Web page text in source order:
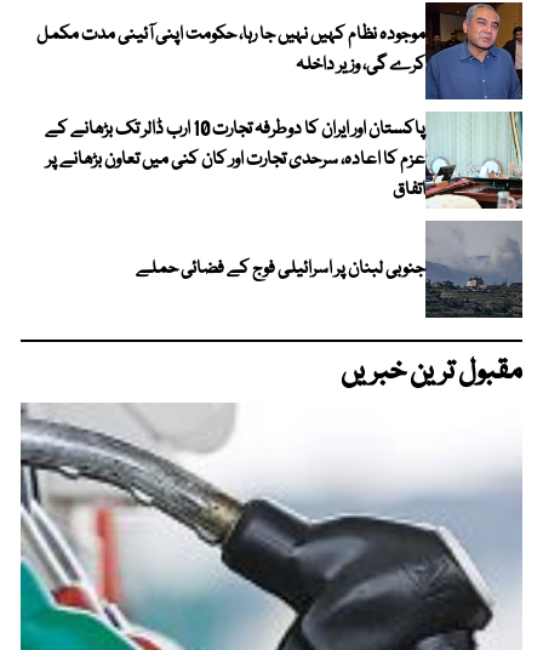
موجودہ نظام کہیں نہیں جا رہا، حکومت اپنی آئینی مدت مکمل
کرے گی، وزیر داخلہ
پاکستان اور ایران کا دوطرفہ تجارت 10 ارب ڈالر تک بڑھانے کے
عزم کا اعادہ، سرحدی تجارت اور کان کنی میں تعاون بڑھانے پر
اتفاق
جنوبی لبنان پر اسرائیلی فوج کے فضائی حملے
مقبول ترین خبریں